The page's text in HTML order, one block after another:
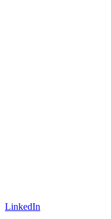
LinkedIn